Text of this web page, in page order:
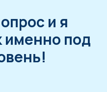
и я
именно под